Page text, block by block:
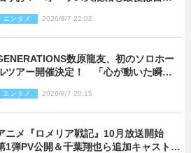
エンタメ 2026/8/7 22:02
数原龍友、初のソロホー
ツアー開催決定！ 「心が動いた瞬間
エンタメ 2026/8/7 20:15
ニメ『ロメリア戦記』10月放送開始
1弾PV公開＆千葉翔也ら追加キャスト4